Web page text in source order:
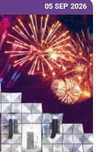
05 SEP 2026